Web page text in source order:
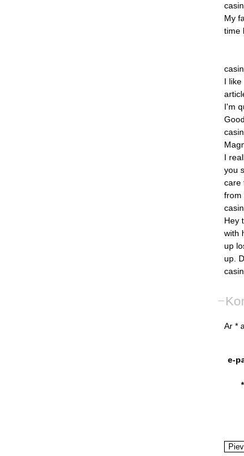
My
time
I like
I'm
Good
I
you
care
from
Hey
with
up
up.
Ar *
e-